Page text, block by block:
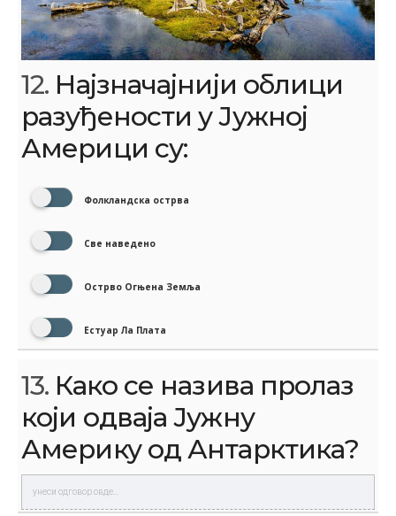
12. Најзначајнији облици
разуђености у Јужној
Америци су:
Фолкландска острва
Све наведено
Острво Огњена Земља
Естуар Ла Плата
13. Како се назива пролаз
који одваја Јужну
Америку од Антарктика?